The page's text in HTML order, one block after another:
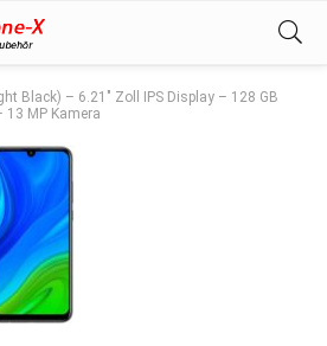
Black) – 6.21″ Zoll IPS Display – 128 GB
13 MP Kamera